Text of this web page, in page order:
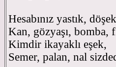
Hesabınız yastık,
Kan, gözyaşı, bomba,
Kimdir ikayaklı eşek,
Semer, palan, nal